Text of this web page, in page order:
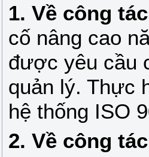
1. Về công
cố nâng cao
được yêu cầu
quản lý. Thực
hệ thống ISO
2. Về công